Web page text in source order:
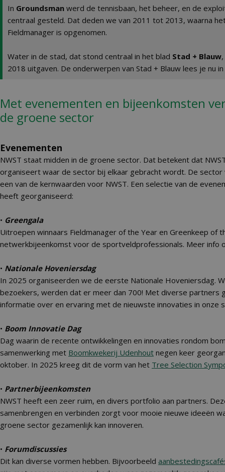
In Groundsman werd de tennisbaan, het beheer, en de
centraal gesteld. Dat deden we van 2011 tot 2013, waarna
Fieldmanager is opgenomen.
Water in de stad, dat stond centraal in het blad Stad + Blauw
2018 uitgaven. De onderwerpen van Stad + Blauw lees je nu
Met evenementen en bijeenkomsten
de groene sector
Evenementen
NWST staat midden in de groene sector. Dat betekent dat
organiseert waar de sector bij elkaar gebracht wordt. De sector
een van de kernwaarden voor NWST. Een selectie van de
heeft georganiseerd:
• Greengala
Uitroepen winnaars Fieldmanager of the Year en Greenkeep of
netwerkbijeenkomst voor de sportveldprofessionals. Meer info
• Nationale Hoveniersdag
In 2025 organiseerden we de eerste Nationale Hoveniersdag.
bezoekers, werden dat er meer dan 700! Met diverse partners
informatie over en ervaring met de nieuwste innovaties in onze
• Boom Innovatie Dag
Dag waarin de recente ontwikkelingen en innovaties rondom
samenwerking met Boomkwekerij Udenhout negen keer
oktober. In 2025 kreeg dit de vorm van het Tree Selection
• Partnerbijeenkomsten
NWST heeft een zeer ruim, en divers portfolio aan partners.
samenbrengen en verbinden zorgt voor mooie nieuwe ideeën
groene sector gezamenlijk kan innoveren.
• Forumdiscussies
Dit kan diverse vormen hebben. Bijvoorbeeld